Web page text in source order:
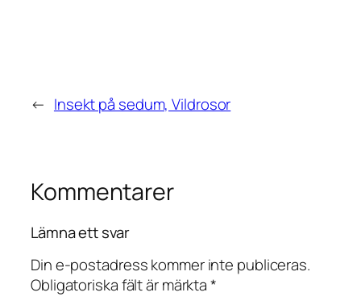
← Insekt på sedum, Vildrosor
Kommentarer
Lämna ett svar
Din e-postadress kommer inte publiceras.
Obligatoriska fält är märkta*